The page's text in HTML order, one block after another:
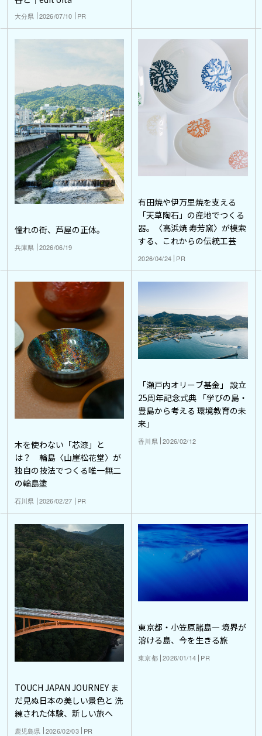
大分県 2026/07/10 PR
憧れの街、芦屋の正体。
兵庫県 2026/06/19
有田焼や伊万里焼を支える
「天草陶石」の産地でつくる
器。〈高浜焼 寿芳窯〉が模索
する、これからの伝統工芸
2026/04/24 PR
木を使わない「芯漆」と
は？ 輪島〈山崖松花堂〉が
独自の技法でつくる唯一無二
の輪島塗
石川県 2026/02/27 PR
「瀬戸内オリーブ基金」 設立
25周年記念式典 「学びの島・
豊島から考える 環境教育の未
来」
香川県 2026/02/12
TOUCH JAPAN JOURNEY ま
だ見ぬ日本の美しい景色と 洗
練された体験、新しい旅へ
鹿児島県 2026/02/03 PR
東京都・小笠原諸島― 境界が
溶ける島、今を生きる旅
東京都 2026/01/14 PR